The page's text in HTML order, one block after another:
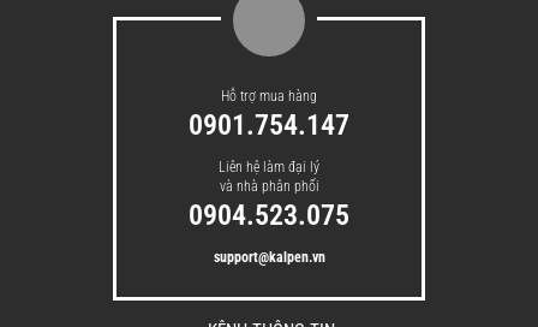
Hỗ trợ mua hàng
0901.754.147
Liên hệ làm đại lý
và nhà phân phối
0904.523.075
support@kalpen.vn